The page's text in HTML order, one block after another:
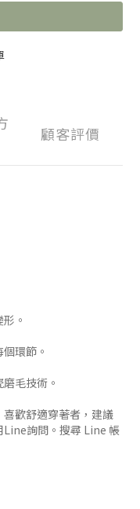
顧客評價
。
環節。
毛技術。
歡舒適穿著者，建議
Line詢問。搜尋 Line 帳